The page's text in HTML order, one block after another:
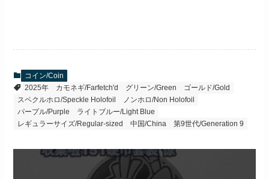
コイン/Coin
2025年
カモネギ/Farfetch'd グリーン/Green
ゴールド/Gold
スペクルホロ/Speckle Holofoil
ノンホロ/Non Holofoil
パープル/Purple
ライトブルー/Light Blue
レギュラーサイズ/Regular-sized
中国/China 第9世代/Generation 9